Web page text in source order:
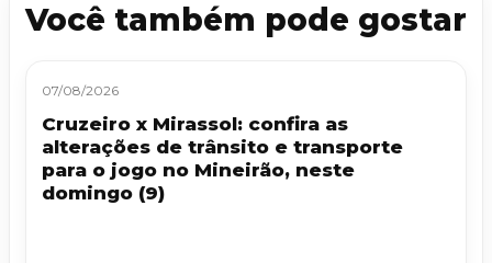
Você também pode gostar
07/08/2026
Cruzeiro x Mirassol: confira as
alterações de trânsito e transporte
para o jogo no Mineirão, neste
domingo (9)